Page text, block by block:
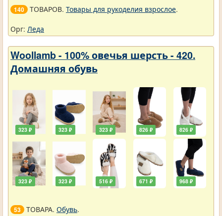
140 ТОВАРОВ. Товары для рукоделия взрослое.
Орг: Леда
Woollamb - 100% овечья шерсть - 420.
Домашняя обувь
323 ₽
323 ₽
323 ₽
323 ₽
323 ₽
516 ₽
826 ₽
671 ₽
826 ₽
968 ₽
53 ТОВАРА. Обувь.